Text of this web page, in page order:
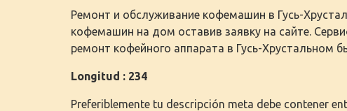
Ремонт и обслуживание кофемашин в Гусь-
кофемашин на дом оставив заявку на сайте.
ремонт кофейного аппарата в Гусь-Хрустальном
Longitud : 234
Preferiblemente tu descripción meta debe contener